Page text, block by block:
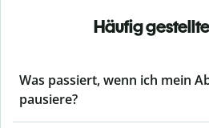
Häufig
Was passiert, wenn ich mein
pausiere?